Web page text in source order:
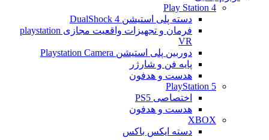
Play Station 4
دسته پلی استیشن 4 DualShock
فرمان و تجهیزات واقعیت مجازی playstation
VR
دوربین پلی استیشن Playstation Camera
پایه فن و شارژر
هدست و هدفون
PlayStation 5
اختصاصی PS5
هدست و هدفون
XBOX
دسته ایکس باکس